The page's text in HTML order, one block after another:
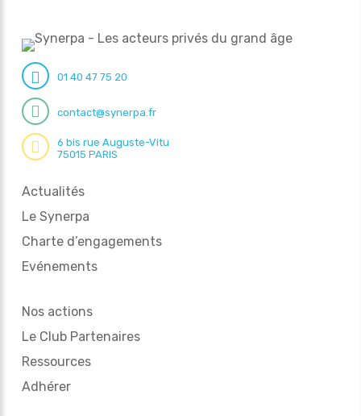
01 40 47 75 20
contact@synerpa.fr
6 bis rue Auguste-Vitu
75015 PARIS
Actualités
Le Synerpa
Charte d’engagements
Evénements
Nos actions
Le Club Partenaires
Ressources
Adhérer